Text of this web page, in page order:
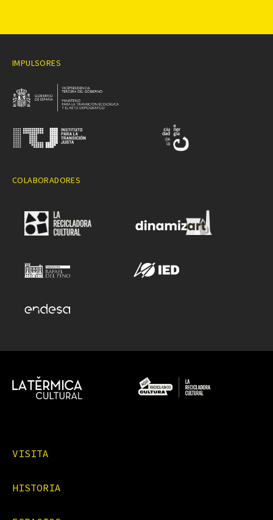
IMPULSORES
COLABORADORES
VISITA
HISTORIA